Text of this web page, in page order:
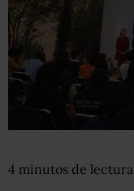
4 minutos de lectura